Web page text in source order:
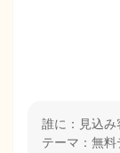
誰に：見込み
テーマ：無